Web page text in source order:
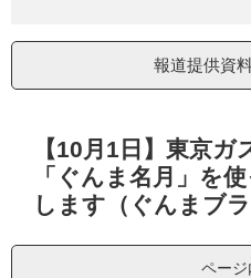
報道提供資
【10月1日】東京ガ
「ぐんま名月」を
します（ぐんまブラ
ページ